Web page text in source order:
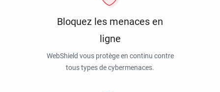
Bloquez les menaces en
ligne
WebShield vous protège en continu contre
tous types de cybermenaces.